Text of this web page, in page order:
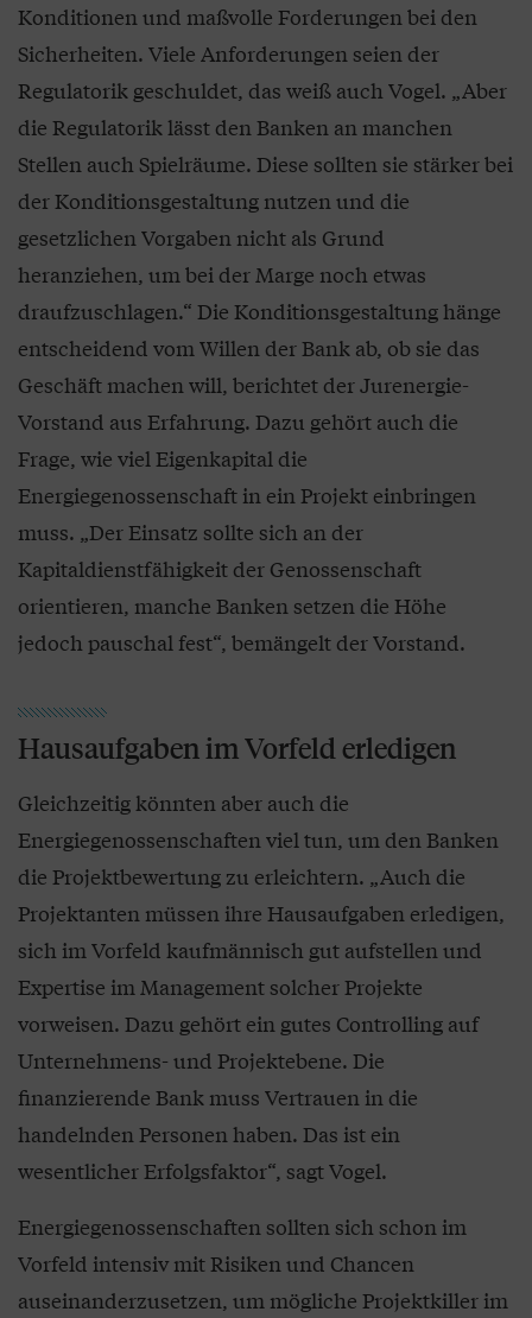
Konditionen und maßvolle Forderungen bei den
Sicherheiten. Viele Anforderungen seien der
Regulatorik geschuldet, das weiß auch Vogel. „Aber
die Regulatorik lässt den Banken an manchen
Stellen auch Spielräume. Diese sollten sie stärker bei
der Konditionsgestaltung nutzen und die
gesetzlichen Vorgaben nicht als Grund
heranziehen, um bei der Marge noch etwas
draufzuschlagen.“ Die Konditionsgestaltung hänge
entscheidend vom Willen der Bank ab, ob sie das
Geschäft machen will, berichtet der Jurenergie-
Vorstand aus Erfahrung. Dazu gehört auch die
Frage, wie viel Eigenkapital die
Energiegenossenschaft in ein Projekt einbringen
muss. „Der Einsatz sollte sich an der
Kapitaldienstfähigkeit der Genossenschaft
orientieren, manche Banken setzen die Höhe
jedoch pauschal fest“, bemängelt der Vorstand.
Hausaufgaben im Vorfeld erledigen
Gleichzeitig könnten aber auch die
Energiegenossenschaften viel tun, um den Banken
die Projektbewertung zu erleichtern. „Auch die
Projektanten müssen ihre Hausaufgaben erledigen,
sich im Vorfeld kaufmännisch gut aufstellen und
Expertise im Management solcher Projekte
vorweisen. Dazu gehört ein gutes Controlling auf
Unternehmens- und Projektebene. Die
finanzierende Bank muss Vertrauen in die
handelnden Personen haben. Das ist ein
wesentlicher Erfolgsfaktor“, sagt Vogel.
Energiegenossenschaften sollten sich schon im
Vorfeld intensiv mit Risiken und Chancen
auseinanderzusetzen, um mögliche Projektkiller im